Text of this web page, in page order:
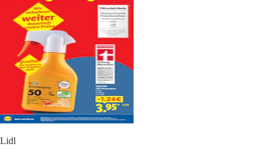
Lidl